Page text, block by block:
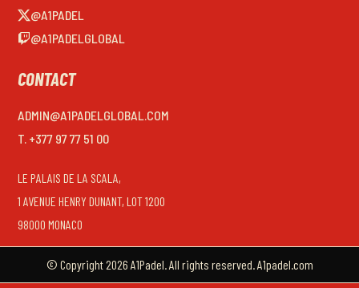
@A1PADEL
@A1PADELGLOBAL
CONTACT
ADMIN@A1PADELGLOBAL.COM
T. +377 97 77 51 00
LE PALAIS DE LA SCALA,
1 AVENUE HENRY DUNANT, LOT 1200
98000 MONACO
© Copyright 2026 A1Padel. All rights reserved. A1padel.com